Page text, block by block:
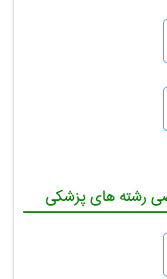
رشته های پزشکی